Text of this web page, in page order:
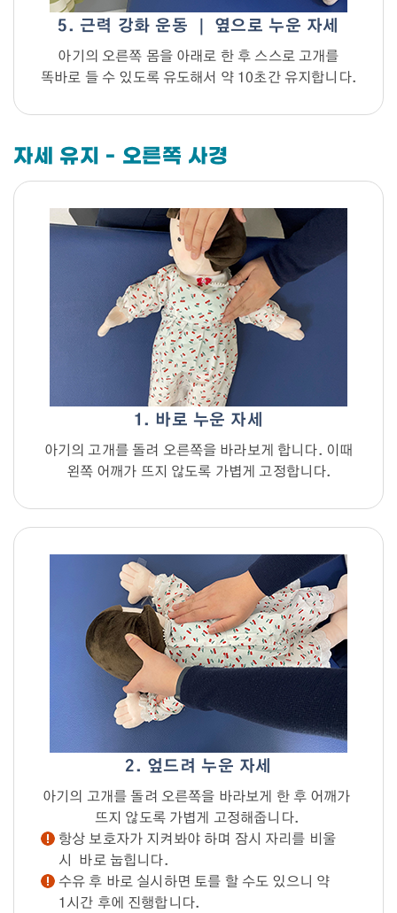
5. 근력 강화 운동 ｜ 옆으로 누운 자세
아기의 오른쪽 몸을 아래로 한 후 스스로 고개를
똑바로 들 수 있도록 유도해서 약 10초간 유지합니다.
자세 유지 - 오른쪽 사경
1. 바로 누운 자세
아기의 고개를 돌려 오른쪽을 바라보게 합니다. 이때
왼쪽 어깨가 뜨지 않도록 가볍게 고정합니다.
2. 엎드려 누운 자세
아기의 고개를 돌려 오른쪽을 바라보게 한 후 어깨가
뜨지 않도록 가볍게 고정해줍니다.
항상 보호자가 지켜봐야 하며 잠시 자리를 비울
시 바로 눕힙니다.
수유 후 바로 실시하면 토를 할 수도 있으니 약
1시간 후에 진행합니다.